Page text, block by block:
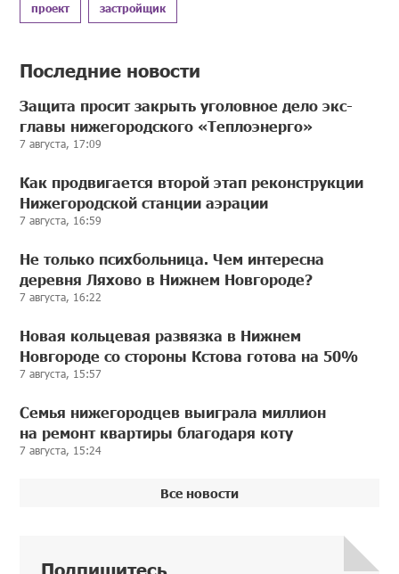
проект застройщик
Последние новости
Защита просит закрыть уголовное дело экс-
главы нижегородского «Теплоэнерго»
7 августа, 17:09
Как продвигается второй этап реконструкции
Нижегородской станции аэрации
7 августа, 16:59
Не только психбольница. Чем интересна
деревня Ляхово в Нижнем Новгороде?
7 августа, 16:22
Новая кольцевая развязка в Нижнем
Новгороде со стороны Кстова готова на 50%
7 августа, 15:57
Семья нижегородцев выиграла миллион
на ремонт квартиры благодаря коту
7 августа, 15:24
Все новости
Подпишитесь